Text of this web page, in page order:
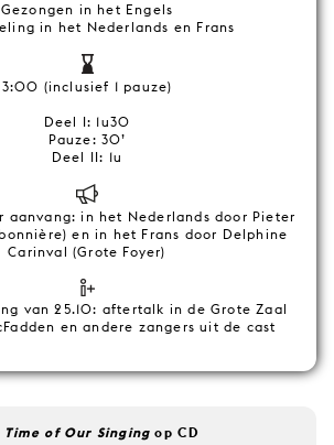
Gezongen in het Engels
in het Nederlands en Frans
3:00 (inclusief 1 pauze)
Deel I: 1u30
Pauze: 30’
Deel II: 1u
aanvang: in het Nederlands door Pieter
en in het Frans door Delphine
Carinval (Grote Foyer)
van 25.10: aftertalk in de Grote Zaal
en andere zangers uit de cast
Time of Our Singing op CD